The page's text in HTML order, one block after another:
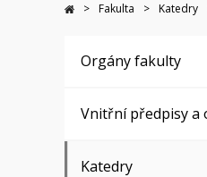
Fakulta Katedry
Orgány fakulty
Vnitřní předpisy a
Katedry